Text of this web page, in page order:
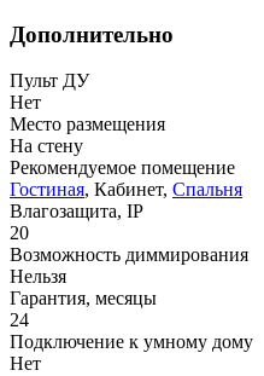
Дополнительно
Пульт ДУ
Нет
Место размещения
На стену
Рекомендуемое помещение
Гостиная, Кабинет, Спальня
Влагозащита, IP
20
Возможность диммирования
Нельзя
Гарантия, месяцы
24
Подключение к умному дому
Нет